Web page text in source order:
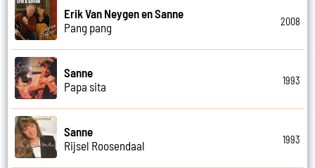
Erik Van Neygen en Sanne
Pang pang
2008
Sanne
Papa sita
1993
Sanne
Rijsel Roosendaal
1993